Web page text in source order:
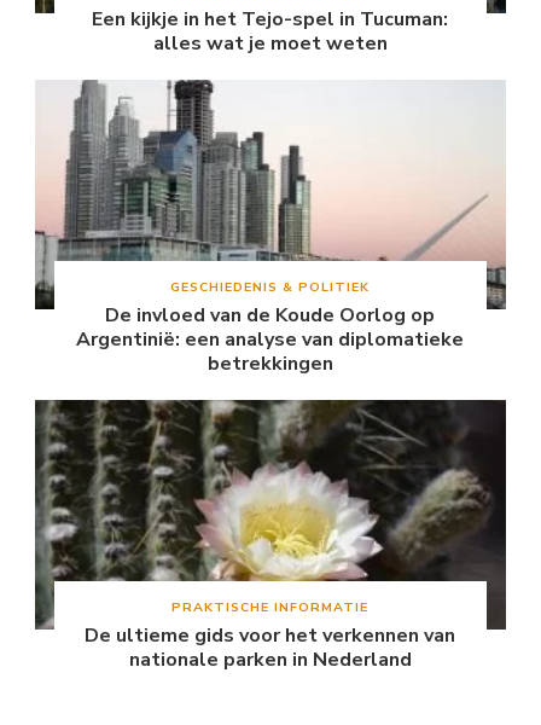
Een kijkje in het Tejo-spel in Tucuman:
alles wat je moet weten
GESCHIEDENIS & POLITIEK
De invloed van de Koude Oorlog op
Argentinië: een analyse van diplomatieke
betrekkingen
PRAKTISCHE INFORMATIE
De ultieme gids voor het verkennen van
nationale parken in Nederland